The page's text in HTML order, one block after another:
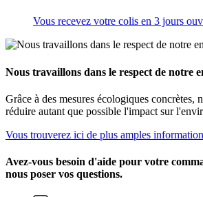
Vous recevez votre colis en 3 jours
Nous travaillons dans le respect de notre
Grâce à des mesures écologiques concrètes,
réduire autant que possible l'impact sur
Vous trouverez ici de plus amples
Avez-vous besoin d'aide pour votre
nous poser vos questions.